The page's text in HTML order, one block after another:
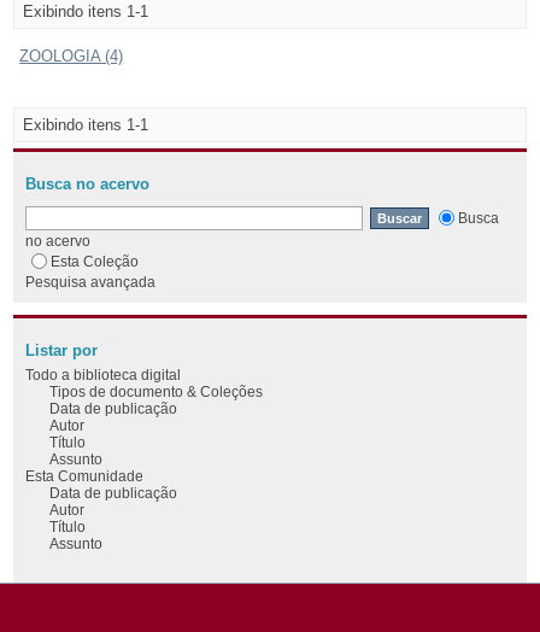
Exibindo itens 1-1
ZOOLOGIA (4)
Exibindo itens 1-1
Busca no acervo
Busca
no acervo
Esta Coleção
Pesquisa avançada
Listar por
Todo a biblioteca digital
Tipos de documento & Coleções
Data de publicação
Autor
Título
Assunto
Esta Comunidade
Data de publicação
Autor
Título
Assunto